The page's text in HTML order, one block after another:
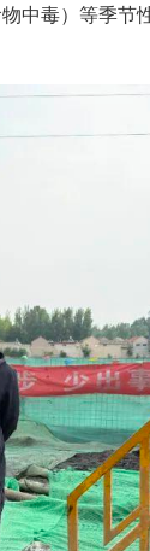
中毒）等季节